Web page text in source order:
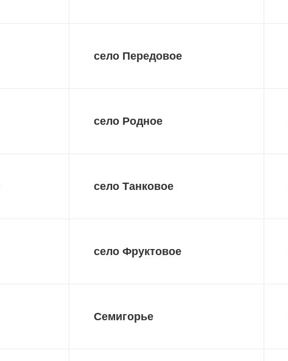
село Передовое
село Родное
село Танковое
село Фруктовое
Семигорье